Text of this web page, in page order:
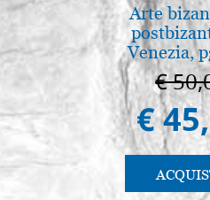
Arte
Venezia,
€
€